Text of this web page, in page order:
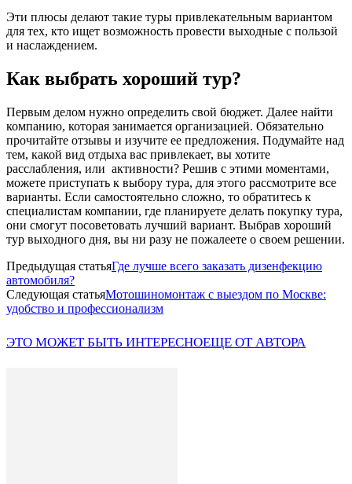
Эти плюсы делают такие туры привлекательным вариантом
для тех, кто ищет возможность провести выходные с пользой
и наслаждением.
Как выбрать хороший тур?
Первым делом нужно определить свой бюджет. Далее найти
компанию, которая занимается организацией. Обязательно
прочитайте отзывы и изучите ее предложения. Подумайте над
тем, какой вид отдыха вас привлекает, вы хотите
расслабления, или активности? Решив с этими моментами,
можете приступать к выбору тура, для этого рассмотрите все
варианты. Если самостоятельно сложно, то обратитесь к
специалистам компании, где планируете делать покупку тура,
они смогут посоветовать лучший вариант. Выбрав хороший
тур выходного дня, вы ни разу не пожалеете о своем решении.
Предыдущая статьяГде лучше всего заказать дизенфекцию
автомобиля?
Следующая статьяМотошиномонтаж с выездом по Москве:
удобство и профессионализм
ЭТО МОЖЕТ БЫТЬ ИНТЕРЕСНОЕЩЕ ОТ АВТОРА